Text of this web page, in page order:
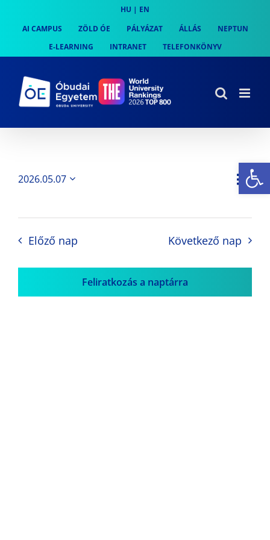
content
HU | EN
AI CAMPUS
ZÖLD ÓE PÁLYÁZAT ÁLLÁS
NEPTUN
E-LEARNING
INTRANET TELEFONKÖNYV
Nap
2026.05.07
Előző nap Következő nap
Feliratkozás a naptárra